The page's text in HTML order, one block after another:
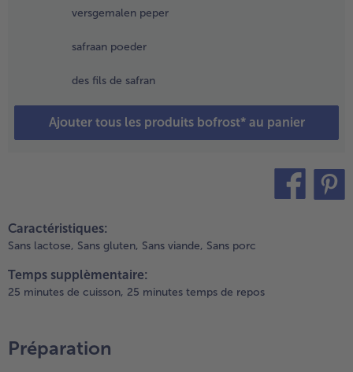
versgemalen peper
safraan poeder
des fils de safran
Ajouter tous les produits bofrost* au panier
15
de
papier
et
et
Caractéristiques:
Sans lactose, Sans gluten, Sans viande, Sans porc
Temps supplèmentaire:
25 minutes de cuisson, 25 minutes temps de repos
Préparation